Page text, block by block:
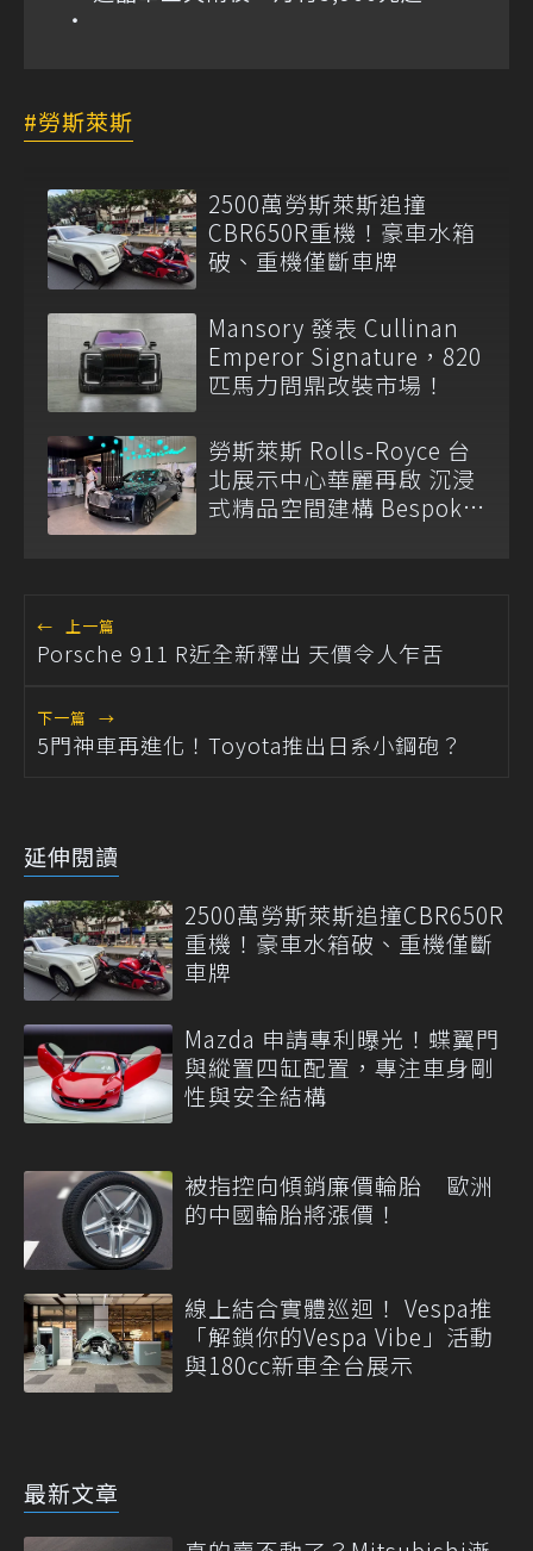
勞斯萊斯
2500萬勞斯萊斯追撞
CBR650R重機！豪車水箱
破、重機僅斷車牌
Mansory 發表 Cullinan
Emperor Signature，820
匹馬力問鼎改裝市場！
勞斯萊斯 Rolls-Royce 台
北展示中心華麗再啟 沉浸
式精品空間建構 Bespoke
← 上一篇
Porsche 911 R近全新釋出 天價令人乍舌
下一篇 →
5門神車再進化！Toyota推出日系小鋼砲？
延伸閱讀
2500萬勞斯萊斯追撞CBR650R
重機！豪車水箱破、重機僅斷
車牌
Mazda 申請專利曝光！蝶翼門
與縱置四缸配置，專注車身剛
性與安全結構
被指控向傾銷廉價輪胎 歐洲
的中國輪胎將漲價！
線上結合實體巡迴！ Vespa推
「解鎖你的Vespa Vibe」活動
與180cc新車全台展示
最新文章